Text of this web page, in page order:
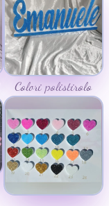
Colori polistirolo